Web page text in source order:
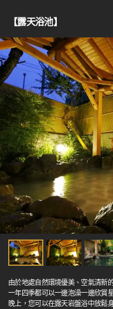
【露天浴池】
由於地處自然環境優美、空氣清新
一年四季都可以一邊泡澡一邊欣賞
晚上，您可以在露天岩盤浴中放鬆